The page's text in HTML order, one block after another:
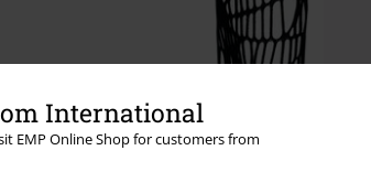
International
EMP Online Shop for customers from